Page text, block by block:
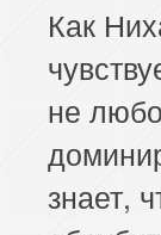
Как
не
знает,